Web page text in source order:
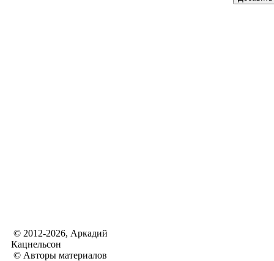
© 2012-2026, Аркадий
Кацнельсон
© Авторы материалов